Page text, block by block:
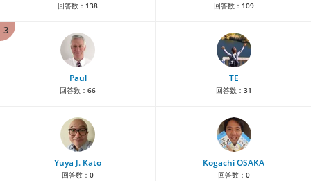
回答数： 138 回答数： 109
3
Paul
回答数： 66
TE
回答数： 31
Yuya J. Kato
回答数： 0
Kogachi OSAKA
回答数： 0